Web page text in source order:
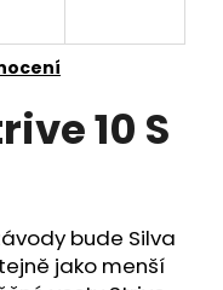
10 S
bude Silva
jako menší